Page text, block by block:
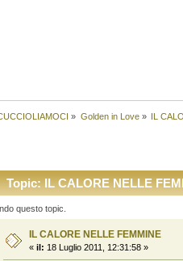
» Golden in Love» IL
Topic: IL CALORE NELLE
questo topic.
IL CALORE NELLE FEMMINE
« il: 18 Luglio 2011, 12:31:58 »